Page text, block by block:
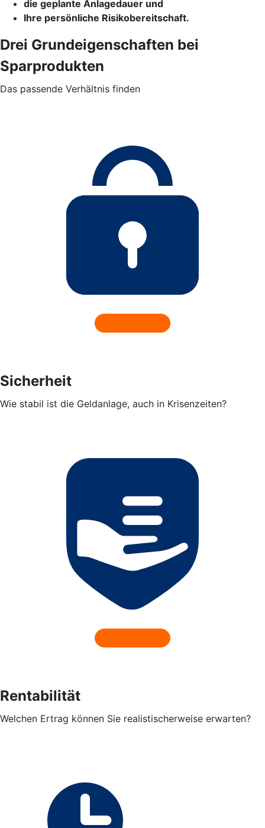
die geplante Anlagedauer und
Ihre persönliche Risikobereitschaft.
Drei Grundeigenschaften bei
Sparprodukten
Das passende Verhältnis finden
Sicherheit
Wie stabil ist die Geldanlage, auch in Krisenzeiten?
Rentabilität
Welchen Ertrag können Sie realistischerweise erwarten?